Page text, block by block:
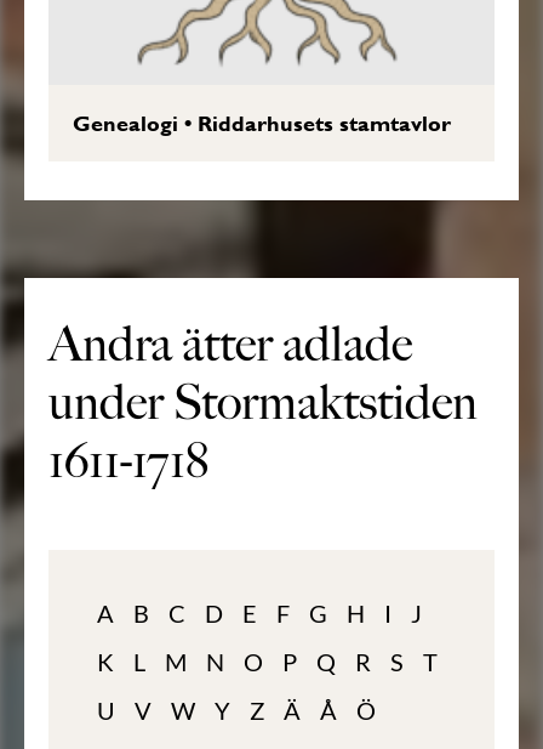
Genealogi • Riddarhusets stamtavlor
Andra ätter adlade
under Stormaktstiden
1611-1718
A B C D E F G H I
J
K
L M N O P Q R S
T
U
V W Y Z Ä Å Ö